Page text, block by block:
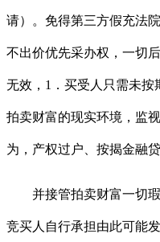
请）。免得第三方假充法
不出价优先采办权，一切
无效，1．买受人只需未
拍卖财富的现实环境，监
为，产权过户、按揭金融
并接管拍卖财富一切瑕
竞买人自行承担由此可能